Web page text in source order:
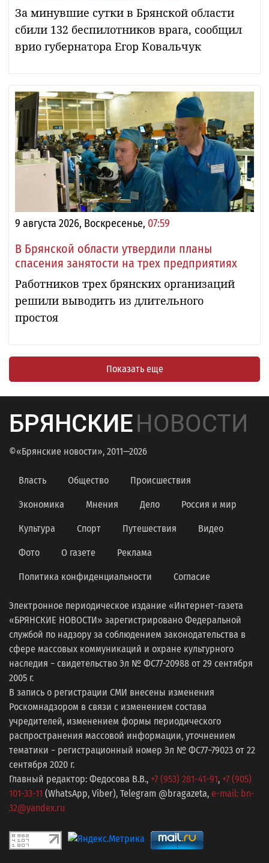
За минувшие сутки в Брянской области
сбили 132 беспилотников врага, сообщил
врио губернатора Егор Ковальчук
9 августа 2026, Воскресенье, 07:59
В Брянской области утвердили планы
спасения занятости на трех предприятиях
Работников трех брянских организаций
решили выводить из длительного
простоя
Показать еще
БРЯНСКИЕНОВОСТИ
©«Брянские новости», 2011—2026
Власть Общество Происшествия
Экономика Мнения Дело Россия и мир
Культура Спорт Путешествия Видео
Фото О газете Реклама
Политика конфиденциальности Согласие
Электронное периодическое издание «Интернет-газета
«БРЯНСКИЕ НОВОСТИ» зарегистрировано Федеральной
службой по надзору за соблюдением законодательства в
сфере массовых коммуникаций и охране культурного
наследия − свидетельство Эл № ФС77-20988 от 29 сентября
2005 г.
В запись о регистрации СМИ внесены изменения
Роскомнадзором в связи с изменением состава
учредителей, изменением формы периодического
распространения массовой информации, уточнением
тематики − регистрационный номер Эл № ФС77−79023 от 22
сентября 2020 г.
Главный редактор: Федосова В.В., +7 (953) 281-41-91, +7 (905)
101-33-11 (WhatsApp, Viber), Telegram @bragazeta, e-mail: bn-
32@yandex.ru